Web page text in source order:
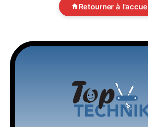
Retourner à